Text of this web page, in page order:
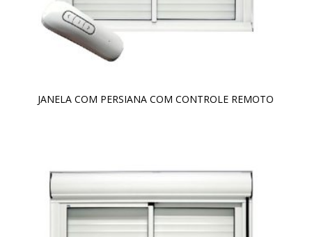
JANELA COM PERSIANA COM CONTROLE REMOTO